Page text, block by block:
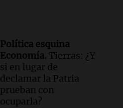
Política esquina
Economía. Tierras: ¿Y
si en lugar de
declamar la Patria
prueban con
ocuparla?